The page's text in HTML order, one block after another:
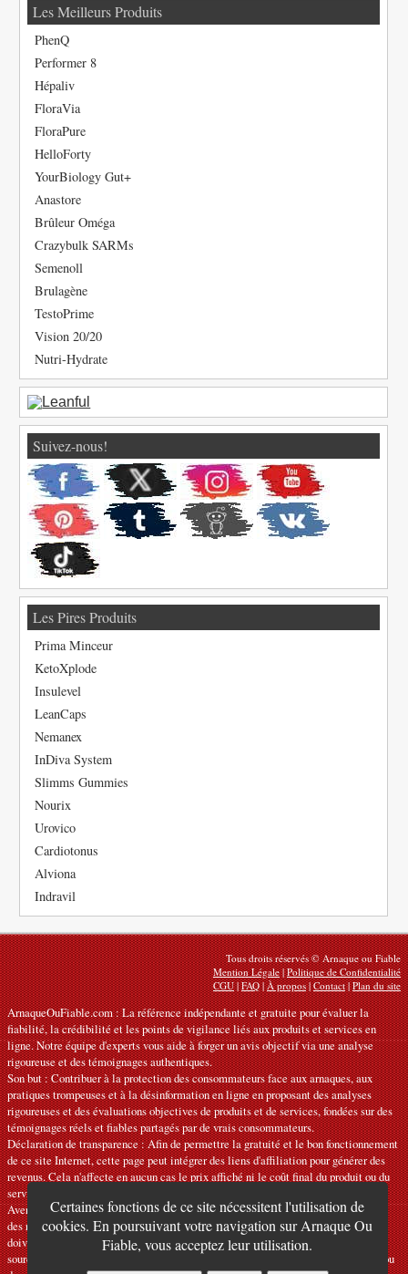
Certaines fonctions de ce site nécessitent l'utilisation de
cookies. En poursuivant votre navigation sur Arnaque Ou
Fiable, vous acceptez leur utilisation.
Les Meilleurs Produits
PhenQ
Performer 8
Hépaliv
FloraVia
FloraPure
HelloForty
YourBiology Gut+
Anastore
Brûleur Oméga
Crazybulk SARMs
Semenoll
Brulagène
TestoPrime
Vision 20/20
Nutri-Hydrate
Suivez-nous!
Les Pires Produits
Prima Minceur
KetoXplode
Insulevel
LeanCaps
Nemanex
InDiva System
Slimms Gummies
Nourix
Urovico
Cardiotonus
Alviona
Indravil
Tous droits réservés © Arnaque ou Fiable
Mention Légale|Politique de Confidentialité
CGU|FAQ|À propos|Contact|Plan du site
ArnaqueOuFiable.com : La référence indépendante et gratuite pour évaluer la
fiabilité, la crédibilité et les points de vigilance liés aux produits et services en
ligne. Notre équipe d'experts vous aide à forger un avis objectif via une analyse
rigoureuse et des témoignages authentiques.
Son but : Contribuer à la protection des consommateurs face aux arnaques, aux
pratiques trompeuses et à la désinformation en ligne en proposant des analyses
rigoureuses et des évaluations objectives de produits et de services, fondées sur des
témoignages réels et fiables partagés par de vrais consommateurs.
Déclaration de transparence : Afin de permettre la gratuité et le bon fonctionnement
de ce site Internet, cette page peut intégrer des liens d'affiliation pour générer des
revenus. Cela n'affecte en aucun cas le prix affiché ni le coût final du produit ou du
service.
Avertissements : Nos articles expriment des avis personnels et ne constituent pas
des recommandations officielles. Les informations fournies sont indicatives et
doivent être confirmées auprès du fabricant, du vendeur, du prestataire ou d’une
source officielle compétente. Nous déclinons toute responsabilité en cas d'erreur ou